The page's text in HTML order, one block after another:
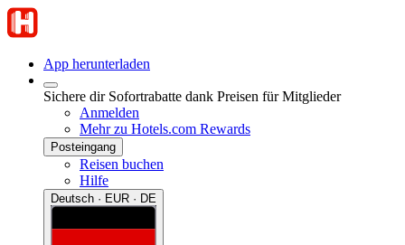
App herunterladen
Sichere dir Sofortrabatte dank Preisen für Mitglieder
Anmelden
Mehr zu Hotels.com Rewards
Posteingang
Reisen buchen
Hilfe
Deutsch · EUR · DE